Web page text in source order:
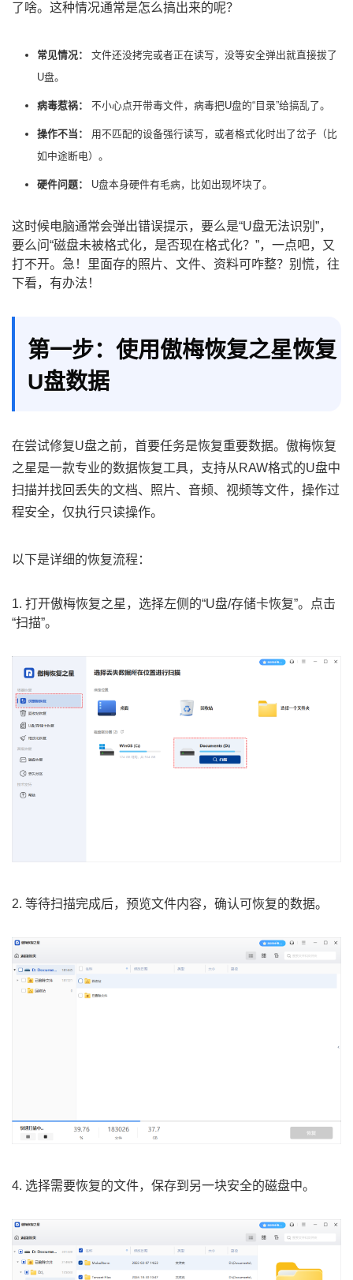
了啥。这种情况通常是怎么搞出来的呢？
常见情况：
文件还没拷完或者正在读写，没等安全弹出就直接拔了
U盘。
病毒惹祸： 不小心点开带毒文件，病毒把U盘的“目录”给搞乱了。
操作不当：
用不匹配的设备强行读写，或者格式化时出了岔子（比
如中途断电）。
硬件问题： U盘本身硬件有毛病，比如出现坏块了。
这时候电脑通常会弹出错误提示，要么是“U盘无法识别”，
要么问“磁盘未被格式化，是否现在格式化？”，一点吧，又
打不开。急！里面存的照片、文件、资料可咋整？别慌，往
下看，有办法！
第一步：使用傲梅恢复之星恢复
U盘数据
在尝试修复U盘之前，首要任务是恢复重要数据。傲梅恢复
之星是一款专业的数据恢复工具，支持从RAW格式的U盘中
扫描并找回丢失的文档、照片、音频、视频等文件，操作过
程安全，仅执行只读操作。
以下是详细的恢复流程：
1. 打开傲梅恢复之星，选择左侧的“U盘/存储卡恢复”。点击
“扫描”。
2. 等待扫描完成后，预览文件内容，确认可恢复的数据。
4. 选择需要恢复的文件，保存到另一块安全的磁盘中。